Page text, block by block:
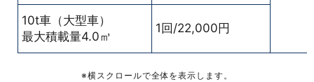
10t車（大型車）
最大積載量4.0㎥
1回/22,000円
※横スクロールで全体を表示します。